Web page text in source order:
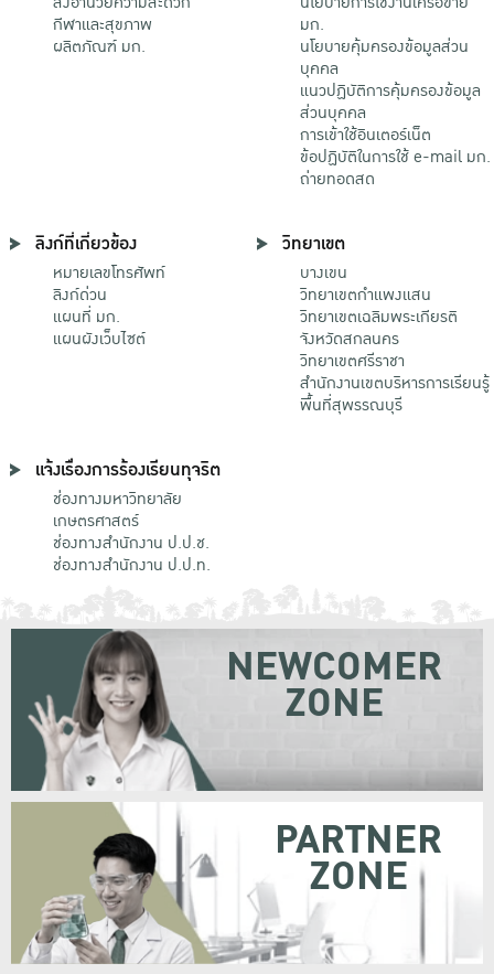
กีฬาและสุขภาพ
ผลิตภัณฑ์ มก.
มก.
นโยบายคุ้มครองข้อมูลส่วน
บุคคล
แนวปฏิบัติการคุ้มครองข้อมูล
ส่วนบุคคล
การเข้าใช้อินเตอร์เน็ต
ข้อปฏิบัติในการใช้ e-mail มก.
ถ่ายทอดสด
ลิงก์ที่เกี่ยวข้อง
หมายเลขโทรศัพท์
ลิงก์ด่วน
แผนที่ มก.
แผนผังเว็บไซต์
วิทยาเขต
บางเขน
วิทยาเขตกําแพงแสน
วิทยาเขตเฉลิมพระเกียรติ
จังหวัดสกลนคร
วิทยาเขตศรีราชา
สำนักงานเขตบริหารการเรียนรู้
พื้นที่สุพรรณบุรี
แจ้งเรื่องการร้องเรียนทุจริต
ช่องทางมหาวิทยาลัย
เกษตรศาสตร์
ช่องทางสำนักงาน ป.ป.ช.
ช่องทางสำนักงาน ป.ป.ท.
NEWCOMER
ZONE
PARTNER
ZONE